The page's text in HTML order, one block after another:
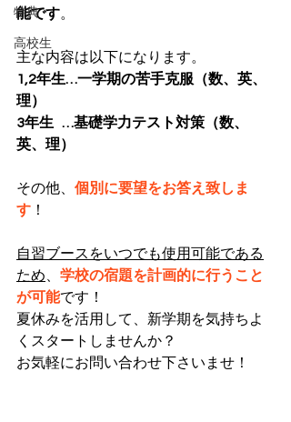
特典
高校生
能です。
主な内容は以下になります。
1,2年生…一学期の苦手克服（数、英、
理）
3年生   …基礎学力テスト対策（数、
英、理）
その他、 個別に要望をお答え致しま
す ！
自習ブースをいつでも使用可能である
ため
学校の宿題を計画的に行うこと
が可能です！
夏休みを活用して、新学期を気持ちよ
くスタートしませんか？
お気軽にお問い合わせ下さいませ！